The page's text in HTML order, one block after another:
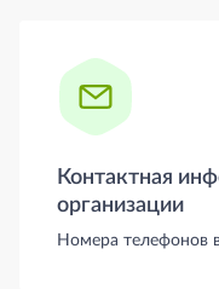
Контактная
организации
Номера телефонов